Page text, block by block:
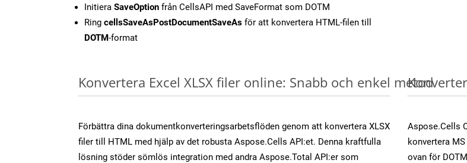
Initiera SaveOption från CellsAPI med SaveFormat som DOTM
Ring cellsSaveAsPostDocumentSaveAs för att konvertera HTML-filen till
DOTM-format
Konvertera Excel XLSX filer online: Snabb och enkel metod
Förbättra dina dokumentkonverteringsarbetsflöden genom att konvertera XLSX
filer till HTML med hjälp av det robusta Aspose.Cells API:et. Denna kraftfulla
lösning stöder sömlös integration med andra Aspose.Total API:er som
Aspose.Cells
konvertera
ovan för